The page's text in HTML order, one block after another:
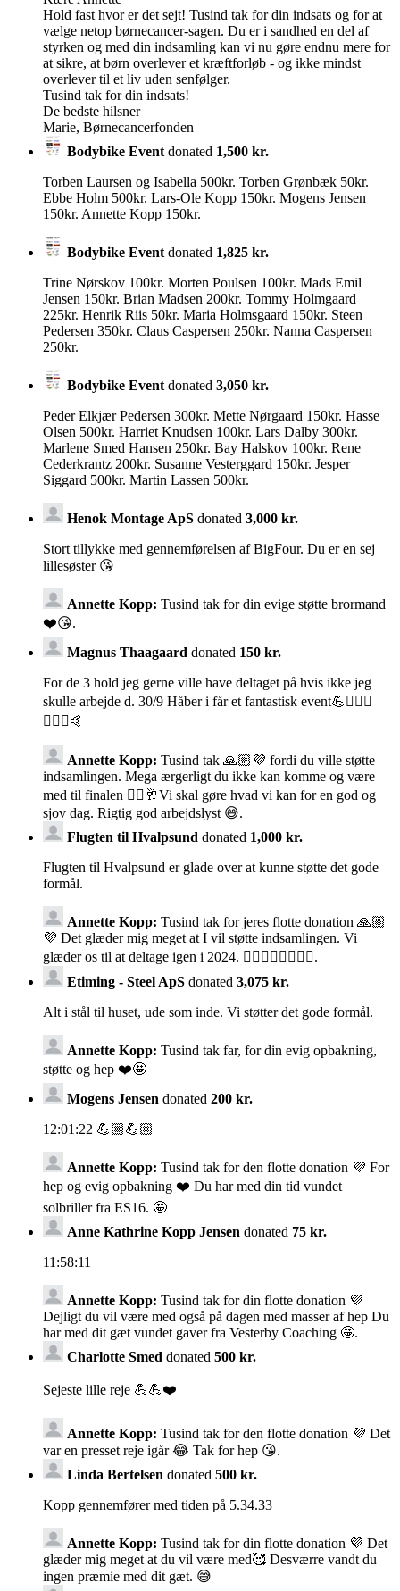
Hold fast hvor er det sejt! Tusind tak for din indsats og for at
vælge netop børnecancer-sagen. Du er i sandhed en del af
styrken og med din indsamling kan vi nu gøre endnu mere for
at sikre, at børn overlever et kræftforløb - og ikke mindst
overlever til et liv uden senfølger.
Tusind tak for din indsats!
De bedste hilsner
Marie, Børnecancerfonden
Bodybike Event donated 1,500 kr.
Torben Laursen og Isabella 500kr. Torben Grønbæk 50kr.
Ebbe Holm 500kr. Lars-Ole Kopp 150kr. Mogens Jensen
150kr. Annette Kopp 150kr.
Bodybike Event donated 1,825 kr.
Trine Nørskov 100kr. Morten Poulsen 100kr. Mads Emil
Jensen 150kr. Brian Madsen 200kr. Tommy Holmgaard
225kr. Henrik Riis 50kr. Maria Holmsgaard 150kr. Steen
Pedersen 350kr. Claus Caspersen 250kr. Nanna Caspersen
250kr.
Bodybike Event donated 3,050 kr.
Peder Elkjær Pedersen 300kr. Mette Nørgaard 150kr. Hasse
Olsen 500kr. Harriet Knudsen 100kr. Lars Dalby 300kr.
Marlene Smed Hansen 250kr. Bay Halskov 100kr. Rene
Cederkrantz 200kr. Susanne Vesterggard 150kr. Jesper
Siggard 500kr. Martin Lassen 500kr.
Henok Montage ApS donated 3,000 kr.
Stort tillykke med gennemførelsen af BigFour. Du er en sej
lillesøster 😘
Annette Kopp: Tusind tak for din evige støtte brormand
❤️😘.
Magnus Thaagaard donated 150 kr.
For de 3 hold jeg gerne ville have deltaget på hvis ikke jeg
skulle arbejde d. 30/9 Håber i får et fantastisk event💪🚴🏼‍♀️
🚴🏻‍♂️🤙
Annette Kopp: Tusind tak 🙏🏼💜 fordi du ville støtte
indsamlingen. Mega ærgerligt du ikke kan komme og være
med til finalen 🚴‍♀️🥂Vi skal gøre hvad vi kan for en god og
sjov dag. Rigtig god arbejdslyst 😅.
Flugten til Hvalpsund donated 1,000 kr.
Flugten til Hvalpsund er glade over at kunne støtte det gode
formål.
Annette Kopp: Tusind tak for jeres flotte donation 🙏🏼
💜 Det glæder mig meget at I vil støtte indsamlingen. Vi
glæder os til at deltage igen i 2024. 🏊🏼‍♀️🚴‍♀️🏃🏼‍♀️.
Etiming - Steel ApS donated 3,075 kr.
Alt i stål til huset, ude som inde. Vi støtter det gode formål.
Annette Kopp: Tusind tak far, for din evig opbakning,
støtte og hep ❤️🤩
Mogens Jensen donated 200 kr.
12:01:22 💪🏼💪🏼
Annette Kopp: Tusind tak for den flotte donation 💜 For
hep og evig opbakning ❤️ Du har med din tid vundet
solbriller fra ES16. 🤩
Anne Kathrine Kopp Jensen donated 75 kr.
11:58:11
Annette Kopp: Tusind tak for din flotte donation 💜
Dejligt du vil være med også på dagen med masser af hep Du
har med dit gæt vundet gaver fra Vesterby Coaching 🤩.
Charlotte Smed donated 500 kr.
Sejeste lille reje 💪💪❤️
Annette Kopp: Tusind tak for den flotte donation 💜 Det
var en presset reje igår 😂 Tak for hep 😘.
Linda Bertelsen donated 500 kr.
Kopp gennemfører med tiden på 5.34.33
Annette Kopp: Tusind tak for din flotte donation 💜 Det
glæder mig meget at du vil være med🥰 Desværre vandt du
ingen præmie med dit gæt. 😅